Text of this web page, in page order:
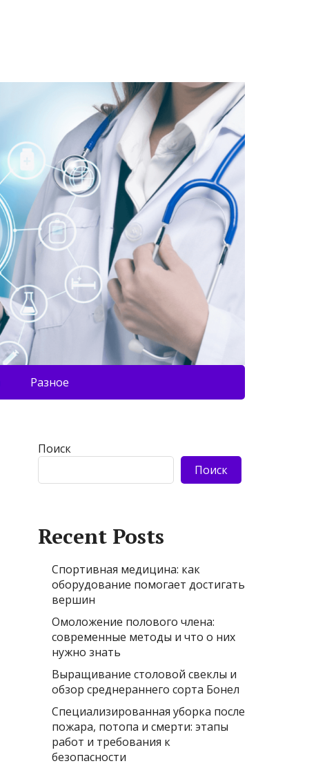
Разное
Поиск
Поиск
Recent Posts
Спортивная медицина: как
оборудование помогает достигать
вершин
Омоложение полового члена:
современные методы и что о них
нужно знать
Выращивание столовой свеклы и
обзор среднераннего сорта Бонел
Специализированная уборка после
пожара, потопа и смерти: этапы
работ и требования к
безопасности